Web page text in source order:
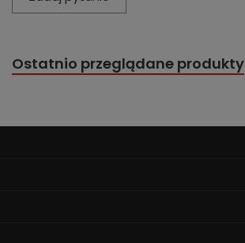
Ostatnio przeglądane produkty